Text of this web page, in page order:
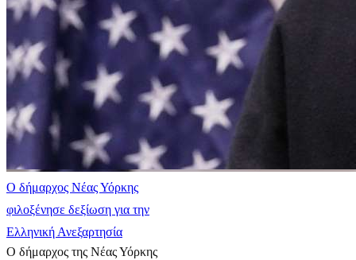
Ο δήμαρχος Νέας Υόρκης
φιλοξένησε δεξίωση για την
Ελληνική Ανεξαρτησία
Ο δήμαρχος της Νέας Υόρκης